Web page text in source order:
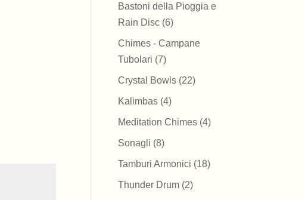
prodotti
Bastoni della Pioggia e
Rain Disc 66
Chimes - Campane
Tubolari 77
prodotti
Crystal Bowls 2222
Kalimbas 44
prodotti
Meditation Chimes 44
Sonagli 88
prodotti
Tamburi Armonici 1818
Thunder Drum 22